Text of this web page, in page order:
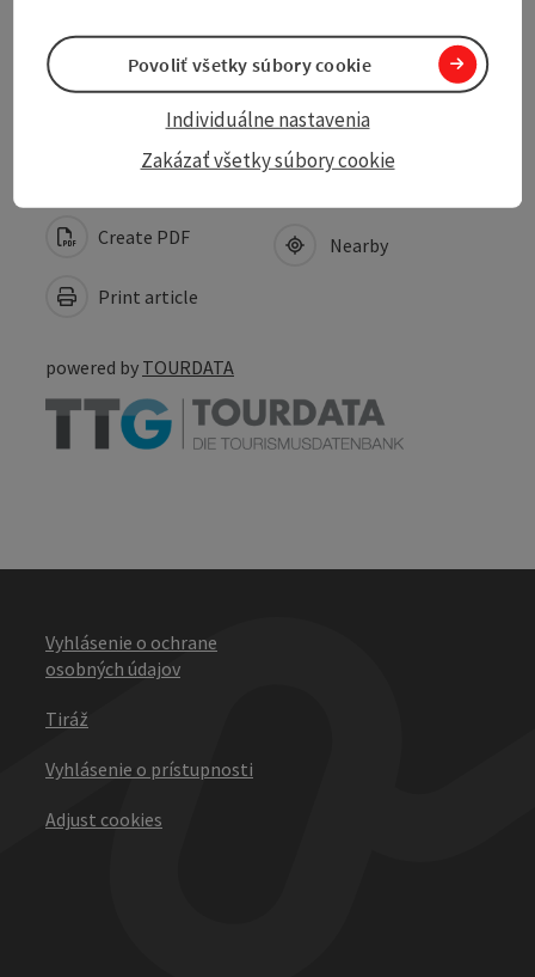
Accessibility
Create PDF
Print article
Nearby
powered by TOURDATA
Vyhlásenie o ochrane
osobných údajov
Tiráž
Vyhlásenie o prístupnosti
Adjust cookies
Zakázať všetky súbory cookie
Individuálne nastavenia
Povoliť všetky súbory cookie